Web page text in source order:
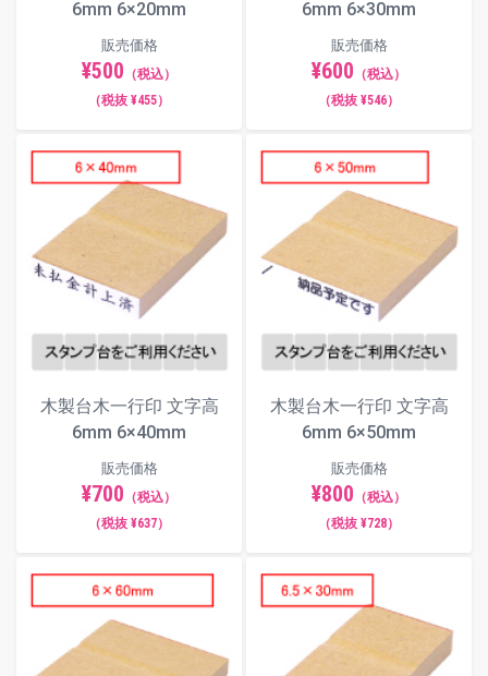
6mm 6×20mm
販売価格
¥500 （税込）
（税抜 ¥455）
6mm 6×30mm
販売価格
¥600 （税込）
（税抜 ¥546）
木製台木一行印 文字高
6mm 6×40mm
販売価格
¥700 （税込）
（税抜 ¥637）
木製台木一行印 文字高
6mm 6×50mm
販売価格
¥800 （税込）
（税抜 ¥728）